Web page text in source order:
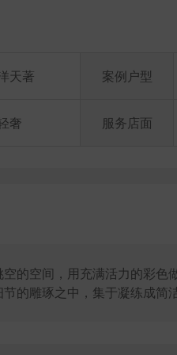
天著
奢
案例户型
服务店面
的空间，用充满活力的彩
的雕琢之中，集于凝练成简